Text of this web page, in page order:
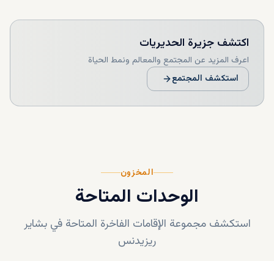
اكتشف جزيرة الحديريات
اعرف المزيد عن المجتمع والمعالم ونمط الحياة
استكشف المجتمع
المخزون
الوحدات المتاحة
استكشف مجموعة الإقامات الفاخرة المتاحة في بشاير
ريزيدنس